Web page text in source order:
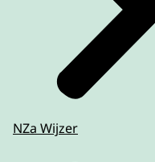
NZa Wijzer